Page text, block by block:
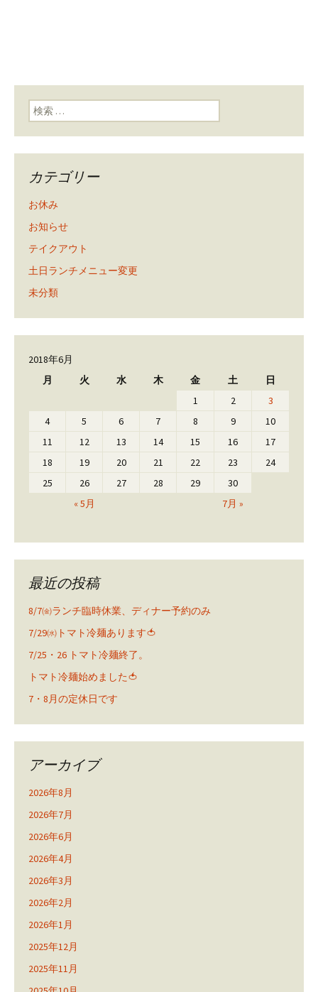
検索:
カテゴリー
お休み
お知らせ
テイクアウト
土日ランチメニュー変更
未分類
2018年6月
月
火 水 木 金 土 日
« 5月 7月 »
1 2
3
4
5 6 7 8 9
10
11
12 13 14 15 16
17
18
19 20 21 22 23
24
25
26 27 28 29 30
最近の投稿
8/7㈮ランチ臨時休業、ディナー予約のみ
7/29㈬トマト冷麺あります🍅
7/25・26 トマト冷麺終了。
トマト冷麺始めました🍅
7・8月の定休日です
アーカイブ
2026年8月
2026年7月
2026年6月
2026年4月
2026年3月
2026年2月
2026年1月
2025年12月
2025年11月